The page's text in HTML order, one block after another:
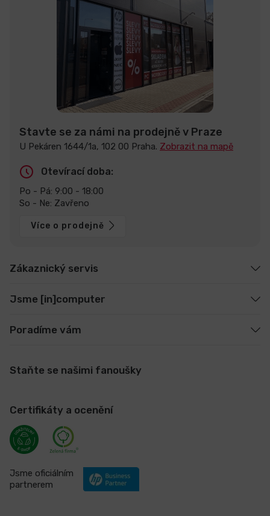
Stavte se za námi na prodejně v Praze
U Pekáren 1644/1a, 102 00 Praha. Zobrazit na mapě
Otevírací doba:
Po - Pá: 9:00 - 18:00
So - Ne: Zavřeno
Více o prodejně
Zákaznický servis
Jsme [in]computer
Poradíme vám
Staňte se našimi fanoušky
Certifikáty a ocenění
Jsme oficiálním
partnerem